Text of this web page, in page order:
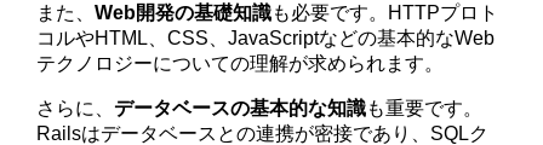
また、Web開発の基礎知識も必要です。HTTPプロト
コルやHTML、CSS、JavaScriptなどの基本的なWeb
テクノロジーについての理解が求められます。
さらに、データベースの基本的な知識も重要です。
Railsはデータベースとの連携が密接であり、SQLク